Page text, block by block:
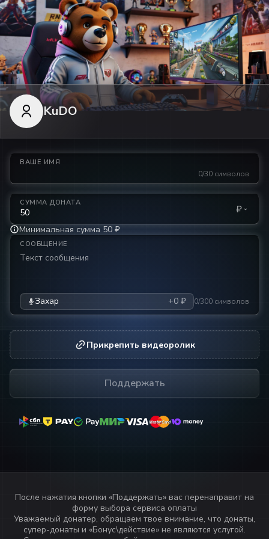
KuDO
ВАШЕ ИМЯ
0/30 символов
СУММА ДОНАТА ₽
Минимальная сумма 50 ₽
СООБЩЕНИЕ
Захар +0 ₽ 0/300 символов
Прикрепить видеоролик
Поддержать
MasterCard
MasterCard
После нажатия кнопки «Поддержать» вас перенаправит на
форму выбора сервиса оплаты
Уважаемый донатер, обращаем твое внимание, что донаты,
супер-донаты и «Бонус\действие» не являются услугой.